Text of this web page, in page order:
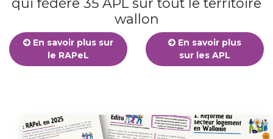
qui fédère 35 APL sur tout le territoire
wallon
En savoir plus sur
le RAPeL
En savoir plus
sur les APL